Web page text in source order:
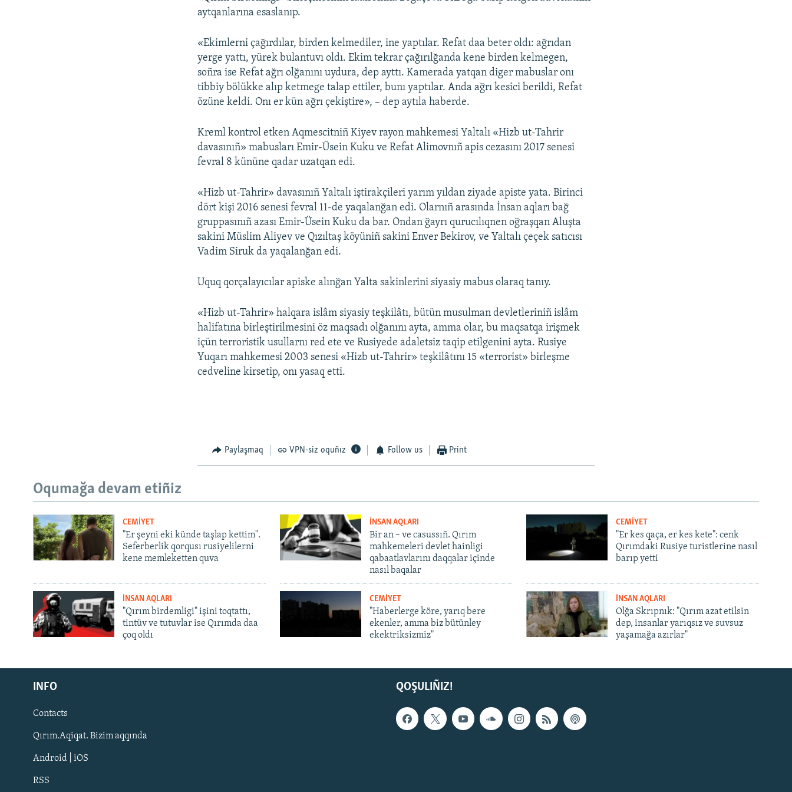
Русский
Українською
QOŞULIÑIZ!
aytqanlarına esaslanıp.
«Ekimlerni çağırdılar, birden kelmediler, ine yaptılar. Refat daa beter oldı: ağrıdan
yerge yattı, yürek bulantuvı oldı. Ekim tekrar çağırılğanda kene birden kelmegen,
soñra ise Refat ağrı olğanını uydura, dep ayttı. Kamerada yatqan diger mabuslar onı
tibbiy bölükke alıp ketmege talap ettiler, bunı yaptılar. Anda ağrı kesici berildi, Refat
özüne keldi. Onı er kün ağrı çekiştire», – dep aytıla haberde.
Kreml kontrol etken Aqmescitniñ Kiyev rayon mahkemesi Yaltalı «Hizb ut-Tahrir
davasınıñ» mabusları Emir-Üsein Kuku ve Refat Alimovnıñ apis cezasını 2017 senesi
fevral 8 kününe qadar uzatqan edi.
«Hizb ut-Tahrir» davasınıñ Yaltalı iştirakçileri yarım yıldan ziyade apiste yata. Birinci
dört kişi 2016 senesi fevral 11-de yaqalanğan edi. Olarnıñ arasında İnsan aqları bağ
gruppasınıñ azası Emir-Üsein Kuku da bar. Ondan ğayrı qurucılıqnen oğraşqan Aluşta
sakini Müslim Aliyev ve Qızıltaş köyüniñ sakini Enver Bekirov, ve Yaltalı çeçek satıcısı
Vadim Siruk da yaqalanğan edi.
Uquq qorçalayıcılar apiske alınğan Yalta sakinlerini siyasiy mabus olaraq tanıy.
«Hizb ut-Tahrir» halqara islâm siyasiy teşkilâtı, bütün musulman devletleriniñ islâm
halifatına birleştirilmesini öz maqsadı olğanını ayta, amma olar, bu maqsatqa irişmek
içün terroristik usullarnı red ete ve Rusiyede adaletsiz taqip etilgenini ayta. Rusiye
Yuqarı mahkemesi 2003 senesi «Hizb ut-Tahrir» teşkilâtını 15 «terrorist» birleşme
cedveline kirsetip, onı yasaq etti.
Paylaşmaq VPN-siz oquñız Follow us Print
Oqumağa devam etiñiz
CEMİYET
"Er şeyni eki künde taşlap kettim".
Seferberlik qorqusı rusiyelilerni
kene memleketten quva
İNSAN AQLARI
Bir an – ve casussıñ. Qırım
mahkemeleri devlet hainligi
qabaatlavlarını daqqalar içinde
nasıl baqalar
CEMİYET
"Er kes qaça, er kes kete": cenk
Qırımdaki Rusiye turistlerine nasıl
barıp yetti
İNSAN AQLARI
"Qırım birdemligi" işini toqtattı,
tintüv ve tutuvlar ise Qırımda daa
çoq oldı
CEMİYET
"Haberlerge köre, yarıq bere
ekenler, amma biz bütünley
ekektriksizmiz"
İNSAN AQLARI
Olğa Skrıpnık: "Qırım azat etilsin
dep, insanlar yarıqsız ve suvsuz
yaşamağa azırlar"
QOŞULIÑIZ!
INFO
Contacts
Qırım.Aqiqat. Bizim aqqında
Android | iOS
RSS